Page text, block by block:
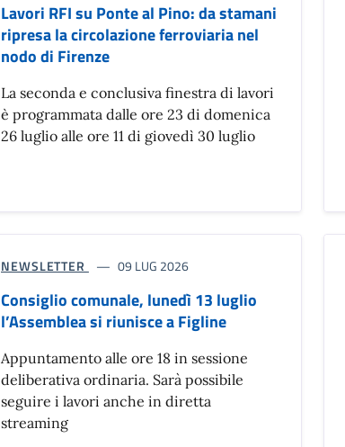
Lavori RFI su Ponte al Pino: da stamani
ripresa la circolazione ferroviaria nel
nodo di Firenze
La seconda e conclusiva finestra di lavori
è programmata dalle ore 23 di domenica
26 luglio alle ore 11 di giovedì 30 luglio
NEWSLETTER 09 LUG 2026
Consiglio comunale, lunedì 13 luglio
l’Assemblea si riunisce a Figline
Appuntamento alle ore 18 in sessione
deliberativa ordinaria. Sarà possibile
seguire i lavori anche in diretta
streaming